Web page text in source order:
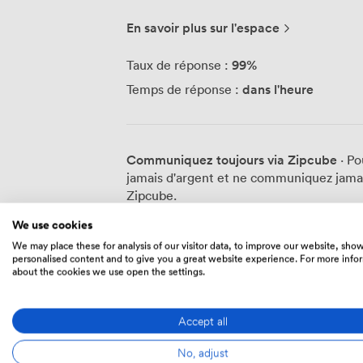
espace, postes en open space baignés
Chaque détail compte : mobilier
coworkers autour d'un café. Mais travailler chez nous, c'est aussi profiter d'un lieu
particulièrement nos ateliers de
professionnel. Sur le toit, notre potager
tandis que notre speakeasy devient le lieu
grande entreprise cherchant de la
projets. Entre les stations Rue des
facilement accessible pour vos équipes
enrichissantes au sein de notre
En savoir plus sur l'espace
Taux de réponse : 99%
Temps de réponse : dans l'heure
Communiquez toujours via Zipcube ·
jamais d'argent et ne communiquez
Zipcube.
Prix
Bureau privatif·2 personnes
/mois · 12 sqm
We use cookies
We may place these for analysis of our visitor data, to improve our website,
personalised content and to give you a great website experience. For more
about the cookies we use open the settings.
Accept all
No, adjust